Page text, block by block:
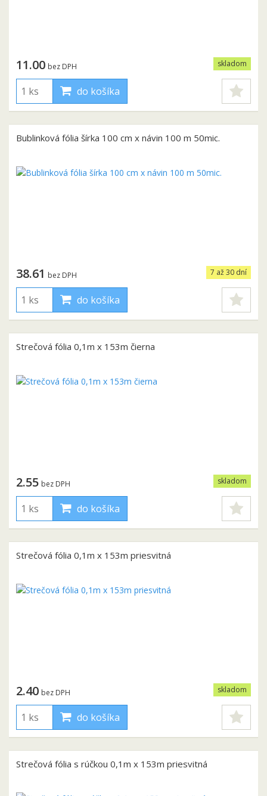
skladom
11.00 bez DPH
do košíka
Bublinková fólia šírka 100 cm x návin 100 m 50mic.
7 až 30 dní
38.61 bez DPH
do košíka
Strečová fólia 0,1m x 153m čierna
skladom
2.55 bez DPH
do košíka
Strečová fólia 0,1m x 153m priesvitná
skladom
2.40 bez DPH
do košíka
Strečová fólia s rúčkou 0,1m x 153m priesvitná